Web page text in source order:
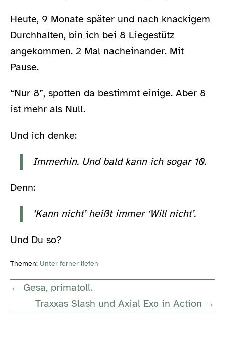
Heute, 9 Monate später und nach knackigem
Durchhalten, bin ich bei 8 Liegestütz
angekommen. 2 Mal nacheinander. Mit
Pause.
“Nur 8”, spotten da bestimmt einige. Aber 8
ist mehr als Null.
Und ich denke:
Immerhin. Und bald kann ich sogar 10.
Denn:
‘Kann nicht’ heißt immer ‘Will nicht’.
Und Du so?
Themen: Unter ferner liefen
Post
Navigation
← Gesa, primatoll.
Traxxas Slash und Axial Exo in Action →